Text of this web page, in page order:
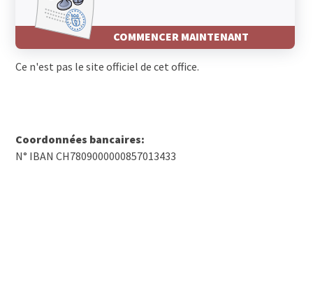
COMMENCER MAINTENANT
Ce n'est pas le site officiel de cet office.
Coordonnées bancaires:
N° IBAN CH7809000000857013433